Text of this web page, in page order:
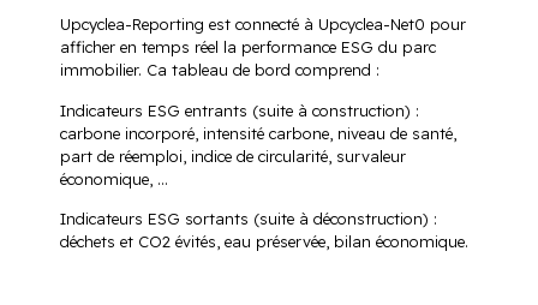
Upcyclea-Reporting est connecté à Upcyclea-Net0 pour
afficher en temps réel la performance ESG du parc
immobilier. Ca tableau de bord comprend :
Indicateurs ESG entrants (suite à construction) :
carbone incorporé, intensité carbone, niveau de santé,
part de réemploi, indice de circularité, survaleur
économique, …
Indicateurs ESG sortants (suite à déconstruction) :
déchets et CO2 évités, eau préservée, bilan économique.